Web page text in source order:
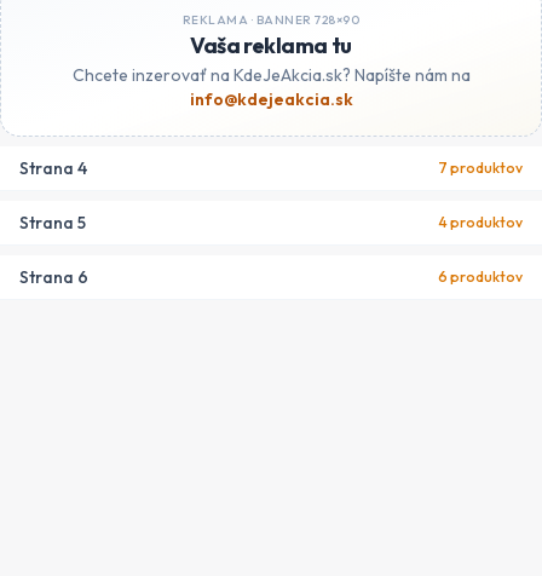
REKLAMA · BANNER 728×90
Vaša reklama tu
Chcete inzerovať na KdeJeAkcia.sk? Napíšte nám na
info@kdejeakcia.sk
Strana 4 7 produktov
Strana 5 4produktov
Strana 6 6 produktov